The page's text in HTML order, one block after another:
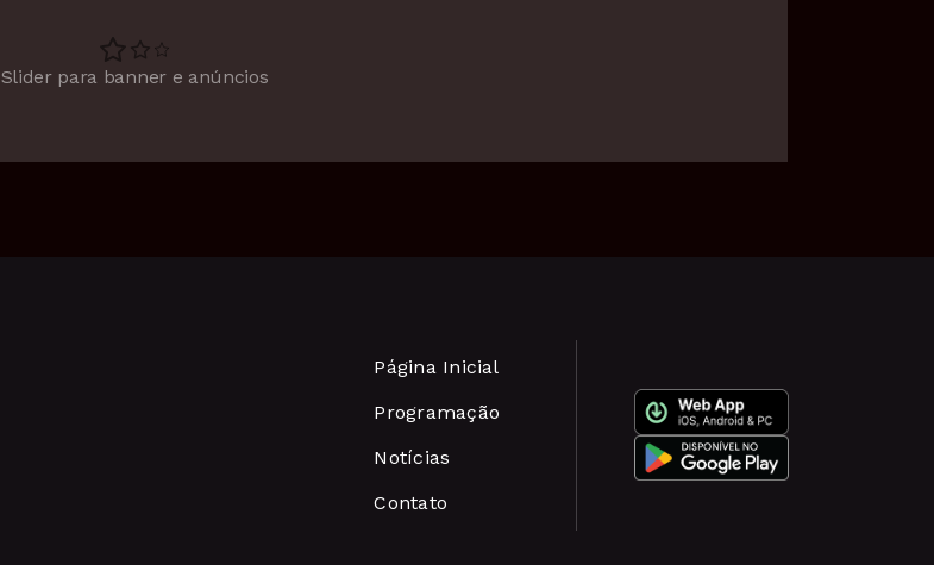
Slider para banner e anúncios
Página Inicial
Programação
Notícias
Contato